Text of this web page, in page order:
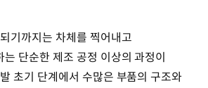
기까지는 차체를 찍어내고
단순한 제조 공정 이상의 과정이
초기 단계에서 수많은 부품의 구조와